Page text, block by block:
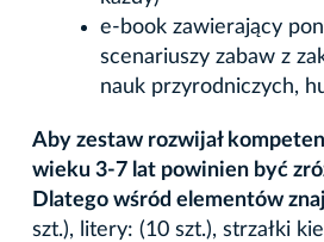
e-book zawierający
scenariuszy zabaw z
nauk przyrodniczych,
Aby zestaw rozwijał
wieku 3-7 lat powinien być
Dlatego wśród elementów
szt.), litery: (10 szt.), strzałki